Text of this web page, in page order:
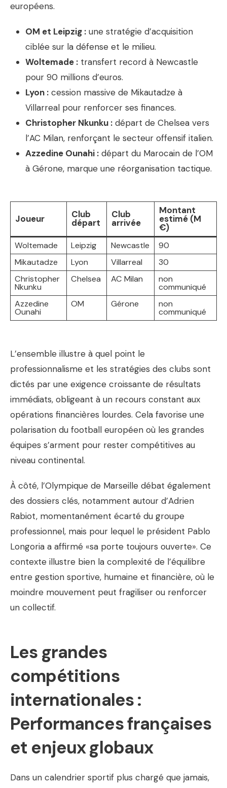
européens.
OM et Leipzig : une stratégie d’acquisition
ciblée sur la défense et le milieu.
Woltemade : transfert record à Newcastle
pour 90 millions d’euros.
Lyon : cession massive de Mikautadze à
Villarreal pour renforcer ses finances.
Christopher Nkunku : départ de Chelsea vers
l’AC Milan, renforçant le secteur offensif italien.
Azzedine Ounahi : départ du Marocain de l’OM
à Gérone, marque une réorganisation tactique.
Joueur Club
départ
Club
arrivée
Montant
estimé (M
€)
Woltemade Leipzig Newcastle
90
Mikautadze
Lyon Villarreal
30
Christopher
Nkunku
Chelsea AC Milan non
communiqué
Azzedine
Ounahi
OM Gérone non
communiqué
L’ensemble illustre à quel point le
professionnalisme et les stratégies des clubs sont
dictés par une exigence croissante de résultats
immédiats, obligeant à un recours constant aux
opérations financières lourdes. Cela favorise une
polarisation du football européen où les grandes
équipes s’arment pour rester compétitives au
niveau continental.
À côté, l’Olympique de Marseille débat également
des dossiers clés, notamment autour d’Adrien
Rabiot, momentanément écarté du groupe
professionnel, mais pour lequel le président Pablo
Longoria a affirmé «sa porte toujours ouverte». Ce
contexte illustre bien la complexité de l’équilibre
entre gestion sportive, humaine et financière, où le
moindre mouvement peut fragiliser ou renforcer
un collectif.
Les grandes
compétitions
internationales :
Performances françaises
et enjeux globaux
Dans un calendrier sportif plus chargé que jamais,